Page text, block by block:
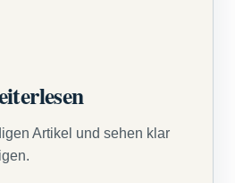
Artikel und sehen klar